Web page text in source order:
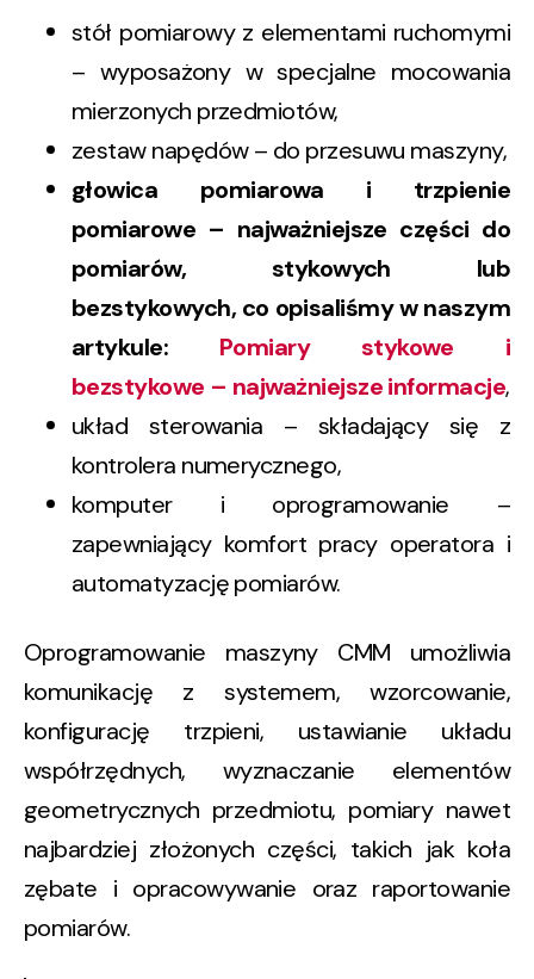
stół pomiarowy z elementami ruchomymi
– wyposażony w specjalne mocowania
mierzonych przedmiotów,
zestaw napędów – do przesuwu maszyny,
głowica pomiarowa i trzpienie
pomiarowe – najważniejsze części do
pomiarów, stykowych lub
bezstykowych, co opisaliśmy w naszym
artykule: Pomiary stykowe i
bezstykowe – najważniejsze informacje,
układ sterowania – składający się z
kontrolera numerycznego,
komputer i oprogramowanie –
zapewniający komfort pracy operatora i
automatyzację pomiarów.
Oprogramowanie maszyny CMM umożliwia
komunikację z systemem, wzorcowanie,
konfigurację trzpieni, ustawianie układu
współrzędnych, wyznaczanie elementów
geometrycznych przedmiotu, pomiary nawet
najbardziej złożonych części, takich jak koła
zębate i opracowywanie oraz raportowanie
pomiarów.